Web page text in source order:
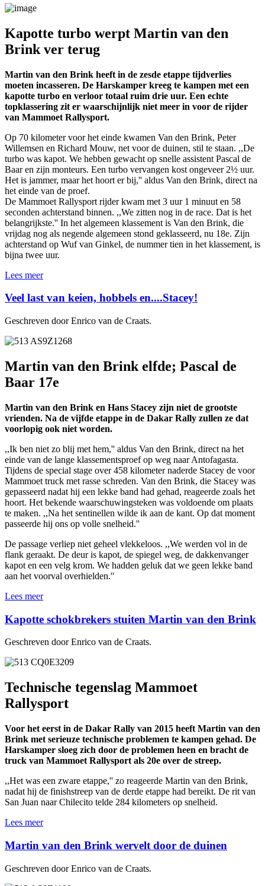
Kapotte turbo werpt Martin van den
Brink ver terug
Martin van den Brink heeft in de zesde etappe tijdverlies
moeten incasseren. De Harskamper kreeg te kampen met een
kapotte turbo en verloor totaal ruim drie uur. Een echte
topklassering zit er waarschijnlijk niet meer in voor de rijder
van Mammoet Rallysport.
Op 70 kilometer voor het einde kwamen Van den Brink, Peter
Willemsen en Richard Mouw, net voor de duinen, stil te staan. ,,De
turbo was kapot. We hebben gewacht op snelle assistent Pascal de
Baar en zijn monteurs. Een turbo vervangen kost ongeveer 2½ uur.
Het is jammer, maar het hoort er bij,'' aldus Van den Brink, direct na
het einde van de proef.
De Mammoet Rallysport rijder kwam met 3 uur 1 minuut en 58
seconden achterstand binnen. ,,We zitten nog in de race. Dat is het
belangrijkste.'' In het algemeen klassement is Van den Brink, die
vrijdag nog als negende algemeen stond geklasseerd, nu 18e. Zijn
achterstand op Wuf van Ginkel, de nummer tien in het klassement, is
bijna twee uur.
Lees meer
Veel last van keien, hobbels en....Stacey!
Geschreven door Enrico van de Craats.
Martin van den Brink elfde; Pascal de
Baar 17e
Martin van den Brink en Hans Stacey zijn niet de grootste
vrienden. Na de vijfde etappe in de Dakar Rally zullen ze dat
voorlopig ook niet worden.
,,Ik ben niet zo blij met hem,'' aldus Van den Brink, direct na het
einde van de lange klassementsproef op weg naar Antofagasta.
Tijdens de special stage over 458 kilometer naderde Stacey de voor
Mammoet truck met rasse schreden. Van den Brink, die Stacey was
gepasseerd nadat hij een lekke band had gehad, reageerde zoals het
hoort. Het bekende waarschuwingsteken was voldoende om plaats
te maken. ,,Na het sentinellen wilde ik aan de kant. Op dat moment
passeerde hij ons op volle snelheid.''
De passage verliep niet geheel vlekkeloos. ,,We werden vol in de
flank geraakt. De deur is kapot, de spiegel weg, de dakkenvanger
kapot en een velg krom. We hadden geluk dat we geen lekke band
aan het voorval overhielden.''
Lees meer
Kapotte schokbrekers stuiten Martin van den Brink
Geschreven door Enrico van de Craats.
Technische tegenslag Mammoet
Rallysport
Voor het eerst in de Dakar Rally van 2015 heeft Martin van den
Brink met serieuze technische problemen te kampen gehad. De
Harskamper sloeg zich door de problemen heen en bracht de
truck van Mammoet Rallysport als 20e over de streep.
,,Het was een zware etappe,'' zo reageerde Martin van den Brink,
nadat hij de finishstreep van de derde etappe had bereikt. De rit van
San Juan naar Chilecito telde 284 kilometers op snelheid.
Lees meer
Martin van den Brink wervelt door de duinen
Geschreven door Enrico van de Craats.